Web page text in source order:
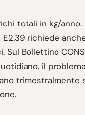
totali in kg/anno.
richiede
Bollettino
il
trimestralmente